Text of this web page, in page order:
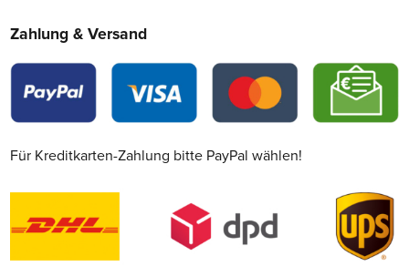
Zahlung & Versand
Für Kreditkarten-Zahlung bitte PayPal wählen!